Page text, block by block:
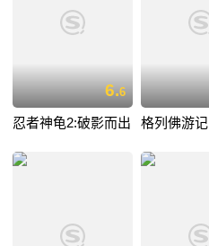
6.6
忍者神龟2:破影而出 格列佛游记